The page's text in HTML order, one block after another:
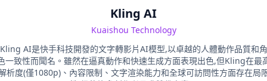
Kling AI
Kuaishou Technology
Kling AI是快手科技開發的文字轉影片AI模型,以卓越的人體動作品質和角
一致性而聞名。雖然在逼真動作和快速生成方面表現出色,但Kling在最
析度(僅1080p)、內容限制、文字渲染能力和全球可訪問性方面存在局